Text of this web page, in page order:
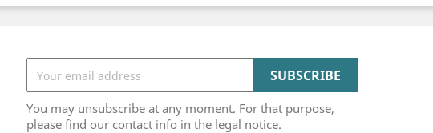
You may unsubscribe at any moment. For that purpose,
please find our contact info in the legal notice.